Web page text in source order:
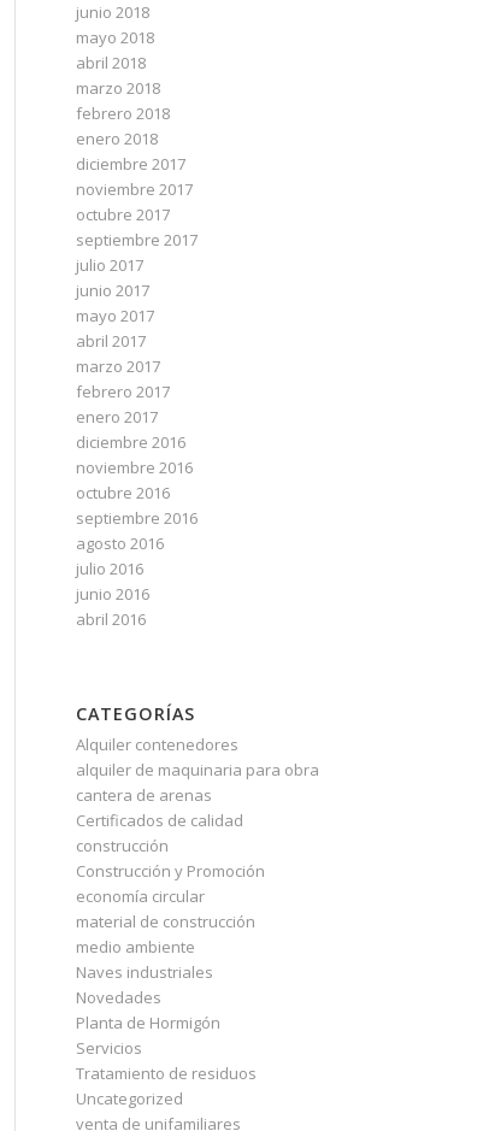
junio 2018
mayo 2018
abril 2018
marzo 2018
febrero 2018
enero 2018
diciembre 2017
noviembre 2017
octubre 2017
septiembre 2017
julio 2017
junio 2017
mayo 2017
abril 2017
marzo 2017
febrero 2017
enero 2017
diciembre 2016
noviembre 2016
octubre 2016
septiembre 2016
agosto 2016
julio 2016
junio 2016
abril 2016
CATEGORÍAS
Alquiler contenedores
alquiler de maquinaria para obra
cantera de arenas
Certificados de calidad
construcción
Construcción y Promoción
economía circular
material de construcción
medio ambiente
Naves industriales
Novedades
Planta de Hormigón
Servicios
Tratamiento de residuos
Uncategorized
venta de unifamiliares